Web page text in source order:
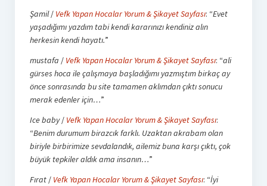
Şamil/ Vefk Yapan Hocalar Yorum & Şikayet Sayfası: “Evet
yaşadığımı yazdım tabi kendi kararınızı kendiniz alın
herkesin kendi hayatı.”
mustafa / Vefk Yapan Hocalar Yorum & Şikayet Sayfası: “ali
gürses hoca ile çalışmaya başladığımı yazmıştım birkaç ay
önce sonrasında bu site tamamen aklımdan çıktı sonucu
merak edenler için…”
Ice baby/ Vefk Yapan Hocalar Yorum & Şikayet Sayfası:
“Benim durumum birazcık farklı. Uzaktan akrabam olan
biriyle birbirimize sevdalandık, ailemiz buna karşı çıktı, çok
büyük tepkiler aldık ama insanın…”
Fırat/ Vefk Yapan Hocalar Yorum & Şikayet Sayfası: “İyi